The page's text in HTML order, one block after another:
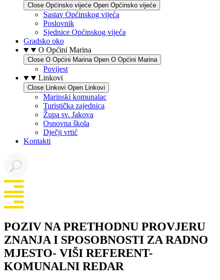
Close Općinsko vijeće Open Općinsko vijeće
Sastav Općinskog vijeća
Poslovnik
Sjednice Općinskog vijeća
Gradsko oko
O Općini Marina
Close O Općini Marina Open O Općini Marina
Povijest
Linkovi
Close Linkovi Open Linkovi
Marinski komunalac
Turistička zajednica
Župa sv. Jakova
Osnovna škola
Dječji vrtić
Kontakti
POZIV NA PRETHODNU PROVJERU
ZNANJA I SPOSOBNOSTI ZA RADNO
MJESTO- VIŠI REFERENT-
KOMUNALNI REDAR